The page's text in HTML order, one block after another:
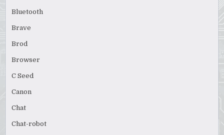
Bluetooth
Brave
Brod
Browser
C Seed
Canon
Chat
Chat-robot